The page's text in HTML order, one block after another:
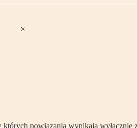
powiązania wynikają wyłącznie